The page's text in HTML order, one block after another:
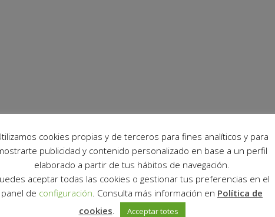
cookies propias y de terceros para fines analíticos y para
publicidad y contenido personalizado en base a un perfil
elaborado a partir de tus hábitos de navegación.
aceptar todas las cookies o gestionar tus preferencias en el
panel de configuración . Consulta más información en Política de
cookies
Acceptar totes